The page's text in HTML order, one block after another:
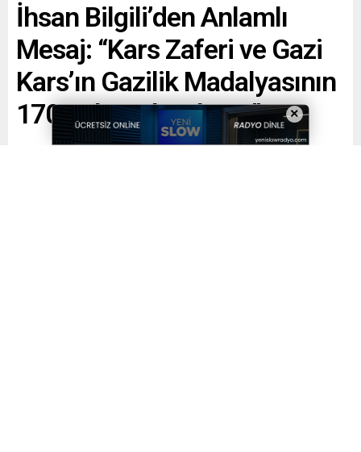
İhsan Bilgili’den Anlamlı
Mesaj: “Kars Zaferi ve Gazi
Kars’ın Gazilik Madalyasının
170. Yılı Kutlu Olsun!”
×